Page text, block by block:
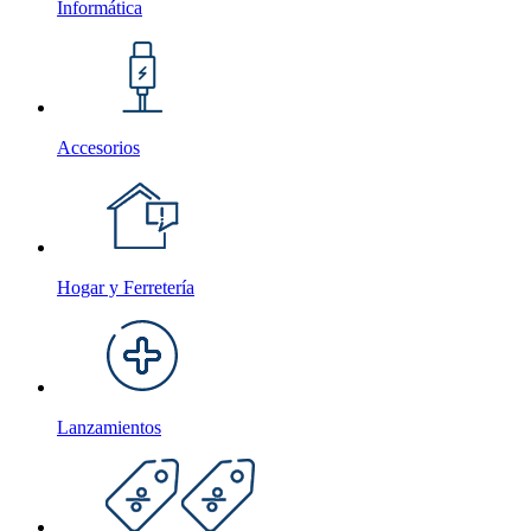
Informática
Accesorios
Hogar y Ferretería
Lanzamientos